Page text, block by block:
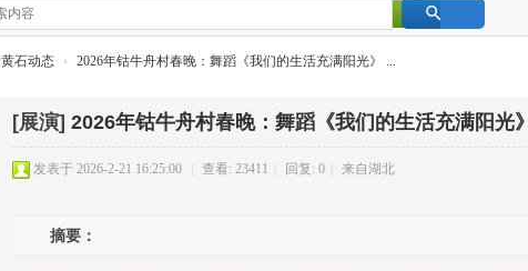
黄石动态 › 2026年钴牛舟村春晚：舞蹈《我们的生活充满阳光》 ...
[展演] 2026年钴牛舟村春晚：舞蹈《我们的生活充满阳光》
发表于 2026-2-21 16:25:00 查看: 23411 回复: 0 来自湖北
摘要：